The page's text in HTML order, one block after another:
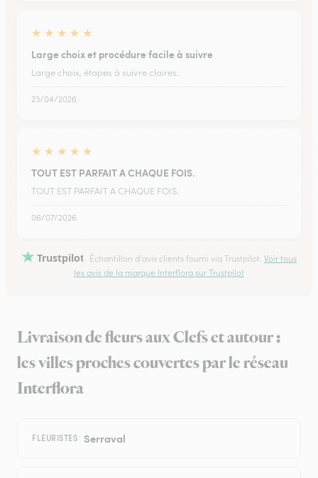
★ ★ ★ ★ ★
Large choix et procédure facile à suivre
Large choix, étapes à suivre claires.
23/04/2026
★ ★ ★ ★ ★
TOUT EST PARFAIT A CHAQUE FOIS.
TOUT EST PARFAIT A CHAQUE FOIS.
06/07/2026
Trustpilot Échantillon d'avis clients fourni via Trustpilot. Voir tous
les avis de la marque Interflora sur Trustpilot
Livraison de fleurs aux Clefs et autour :
les villes proches couvertes par le réseau
Interflora
FLEURISTES Serraval